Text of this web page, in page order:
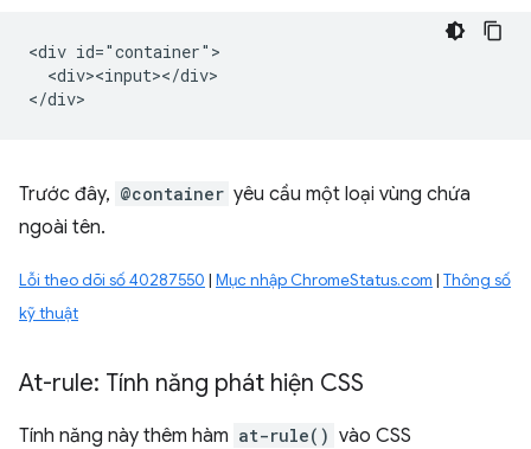
<div id="container">
  <div><input></div>
Trước đây, @container yêu cầu một loại vùng chứa
ngoài tên.
Lỗi theo dõi số 40287550 | Mục nhập ChromeStatus.com | Thông số
kỹ thuật
At-rule: Tính năng phát hiện CSS
Tính năng này thêm hàm at-rule() vào CSS